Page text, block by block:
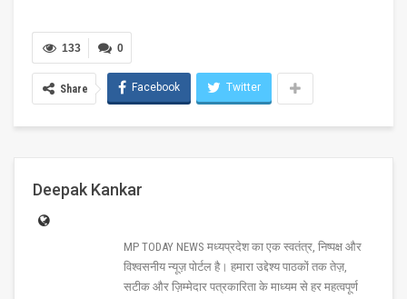
0
133
Share Facebook Twitter
Deepak Kankar
MP TODAY NEWS मध्यप्रदेश का एक स्वतंत्र, निष्पक्ष और
विश्वसनीय न्यूज़ पोर्टल है। हमारा उद्देश्य पाठकों तक तेज़,
सटीक और ज़िम्मेदार पत्रकारिता के माध्यम से हर महत्वपूर्ण